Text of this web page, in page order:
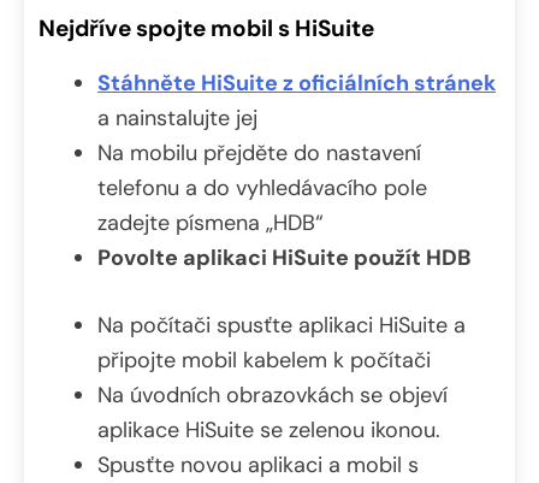
Nejdříve spojte mobil s HiSuite
Stáhněte HiSuite z oficiálních stránek
a nainstalujte jej
Na mobilu přejděte do nastavení
telefonu a do vyhledávacího pole
zadejte písmena „HDB“
Povolte aplikaci HiSuite použít HDB
Na počítači spusťte aplikaci HiSuite a
připojte mobil kabelem k počítači
Na úvodních obrazovkách se objeví
aplikace HiSuite se zelenou ikonou.
Spusťte novou aplikaci a mobil s